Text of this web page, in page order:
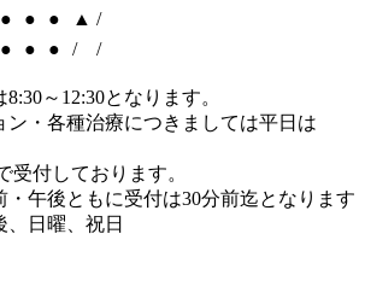
● ● ● ▲ /
● ● ● / /
～12:30となります。
・各種治療につきましては平日は
付しております。
・午後ともに受付は30分前迄となります
、日曜、祝日